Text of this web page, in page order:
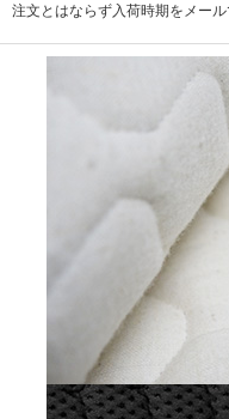
注文とはならず入荷時期をメール